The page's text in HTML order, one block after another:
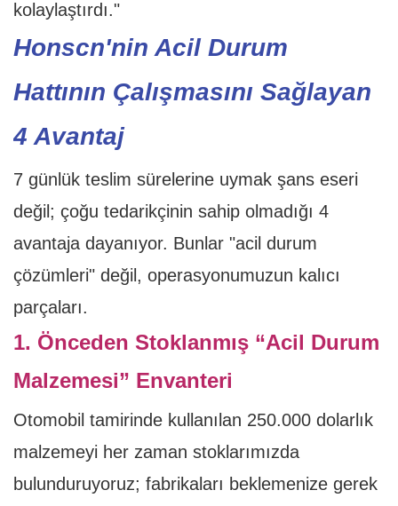
kolaylaştırdı."
Honscn'nin Acil Durum
Hattının Çalışmasını Sağlayan
4 Avantaj
7 günlük teslim sürelerine uymak şans eseri
değil; çoğu tedarikçinin sahip olmadığı 4
avantaja dayanıyor. Bunlar "acil durum
çözümleri" değil, operasyonumuzun kalıcı
parçaları.
1. Önceden Stoklanmış “Acil Durum
Malzemesi” Envanteri
Otomobil tamirinde kullanılan 250.000 dolarlık
malzemeyi her zaman stoklarımızda
bulunduruyoruz; fabrikaları beklemenize gerek